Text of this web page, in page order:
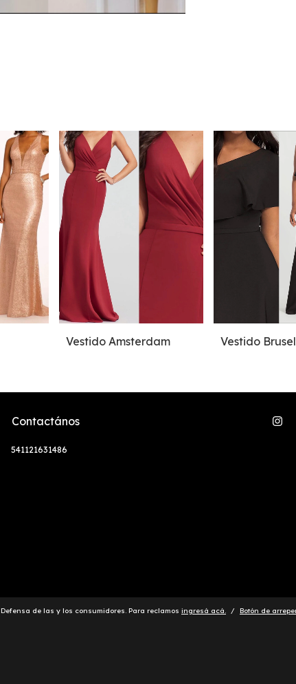
Vestido Amsterdam Vestido
Contactános
541121631486
Defensa de las y los consumidores. Para reclamos ingresá acá. / Botón de